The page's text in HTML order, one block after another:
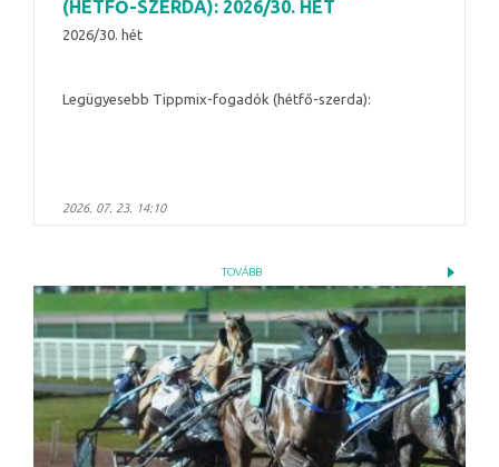
(HÉTFŐ-SZERDA): 2026/30. HÉT
2026/30. hét
Legügyesebb Tippmix-fogadók (hétfő-szerda):
2026. 07. 23. 14:10
TOVÁBB